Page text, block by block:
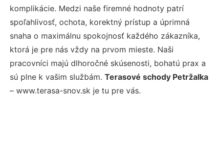
komplikácie. Medzi naše firemné hodnoty patrí
spoľahlivosť, ochota, korektný prístup a úprimná
snaha o maximálnu spokojnosť každého zákazníka,
ktorá je pre nás vždy na prvom mieste. Naši
pracovníci majú dlhoročné skúsenosti, bohatú prax a
sú plne k vašim službám. Terasové schody Petržalka
– www.terasa-snov.sk je tu pre vás.